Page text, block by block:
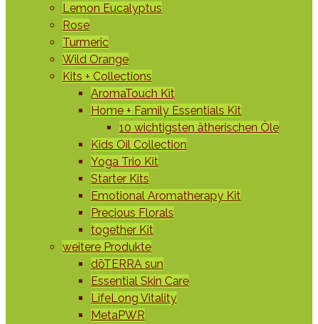
Lemon Eucalyptus
Rose
Turmeric
Wild Orange
Kits + Collections
AromaTouch Kit
Home + Family Essentials Kit
10 wichtigsten ätherischen Öle
Kids Oil Collection
Yoga Trio Kit
Starter Kits
Emotional Aromatherapy Kit
Precious Florals
together Kit
weitere Produkte
dōTERRA sun
Essential Skin Care
LifeLong Vitality
MetaPWR